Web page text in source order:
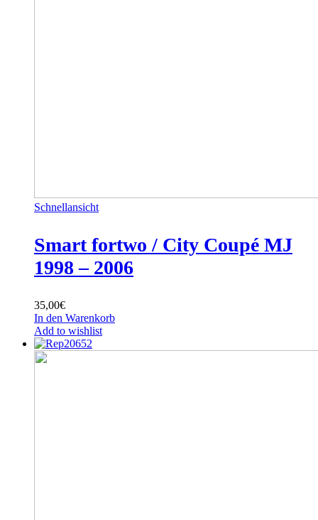
Schnellansicht
Smart fortwo / City Coupé MJ
1998 – 2006
35,00€
In den Warenkorb
Add to wishlist